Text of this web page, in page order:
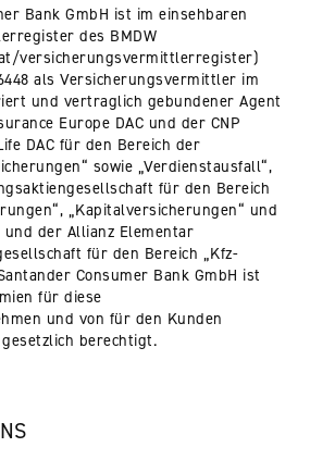
Bank GmbH ist im einsehbaren
des BMDW
versicherungsvermittlerregister)
als Versicherungsvermittler im
und vertraglich gebundener Agent
Europe DAC und der CNP
DAC für den Bereich der
sowie „Verdienstausfall“,
für den Bereich
„Kapitalversicherungen“ und
und der Allianz Elementar
für den Bereich „Kfz-
Consumer Bank GmbH ist
für diese
und von für den Kunden
berechtigt.